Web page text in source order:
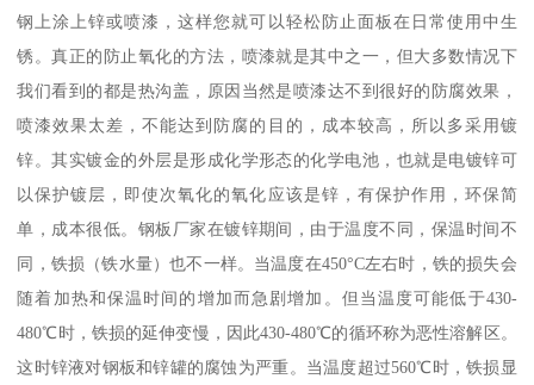
钢上涂上锌或喷漆，这样您就可以轻松防止面板在日常使用中生
锈。真正的防止氧化的方法，喷漆就是其中之一，但大多数情况下
我们看到的都是热沟盖，原因当然是喷漆达不到很好的防腐效果，
喷漆效果太差，不能达到防腐的目的，成本较高，所以多采用镀
锌。其实镀金的外层是形成化学形态的化学电池，也就是电镀锌可
以保护镀层，即使次氧化的氧化应该是锌，有保护作用，环保简
单，成本很低。钢板厂家在镀锌期间，由于温度不同，保温时间不
同，铁损（铁水量）也不一样。当温度在450°C左右时，铁的损失会
随着加热和保温时间的增加而急剧增加。但当温度可能低于430-
480℃时，铁损的延伸变慢，因此430-480℃的循环称为恶性溶解区。
这时锌液对钢板和锌罐的腐蚀为严重。当温度超过560℃时，铁损显